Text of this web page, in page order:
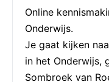
Online
Onderwijs.
Je gaat kijken
in het Onderwijs,
Sombroek van